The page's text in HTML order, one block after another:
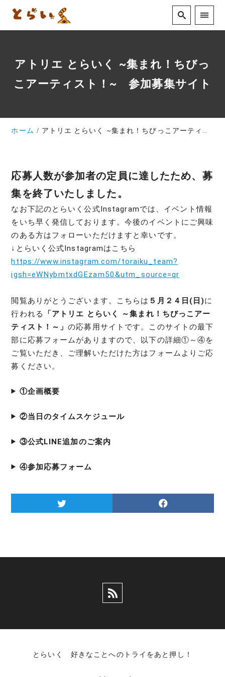
アトリエ とらいく ~集まれ！ちびっ
こアーティスト！~ 参加募集サイト
ホーム アトリエ とらいく ~集まれ！ちびっこアーティスト！~ 参加募集サイト
応募人数が参加者の定員に達したため、募
集を終了いたしました。
なお下記のとらいく公式Instagramでは、イベント情報
をいち早く発信しております。今後のイベントにご興味
のある方はフォローいただけますと幸いです。
↓とらいく公式Instagramはこちら
https://www.instagram.com/toraiku_team?
igsh=eWNybmtxdGEzam50&utm_source=qr
閲覧ありがとうございます。こちらは ５月２４日(日)に
行われる
「アトリエ とらいく ～集まれ！ちびっこアー
ティスト！～」の応募用サイトです。このサイトの最下
部に応募フォームがありますので、以下の詳細①～④を
ご覧いただき、ご理解いただけた方はフォームよりご応
募ください。
①企画概要
②当日のタイムスケジュール
③公式LINE追加のご案内
④参加応募フォーム
とらいく 好きなことへのトライをあと押し！